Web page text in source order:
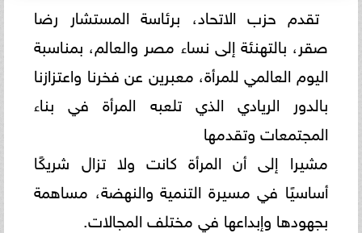
تقدم حزب الاتحاد، برئاسة المستشار رضا
صقر، بالتهنئة إلى نساء مصر والعالم، بمناسبة
اليوم العالمي للمرأة، معبرين عن فخرنا واعتزازنا
بالدور الريادي الذي تلعبه المرأة في بناء
المجتمعات وتقدمها
مشيرا إلى أن المرأة كانت ولا تزال شريكًا
أساسيًا في مسيرة التنمية والنهضة، مساهمة
بجهودها وإبداعها في مختلف المجالات.